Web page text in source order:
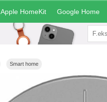
Apple HomeKit Google Home
Smart home